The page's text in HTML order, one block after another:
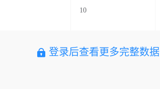
10
登录后查看更多完整数据